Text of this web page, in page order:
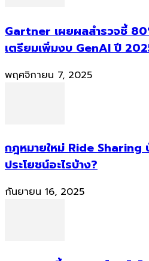
Gartner เผยผลสำรวจชี้
เตรียมเพิ่มงบ GenAI ปี
พฤศจิกายน 7, 2025
กฎหมายใหม่ Ride Sharing
ประโยชน์อะไรบ้าง?
กันยายน 16, 2025